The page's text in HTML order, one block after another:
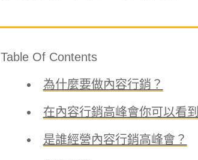
Table Of Contents
為什麼要做內容行銷？
在內容行銷高峰會你可以看
是誰經營內容行銷高峰會？